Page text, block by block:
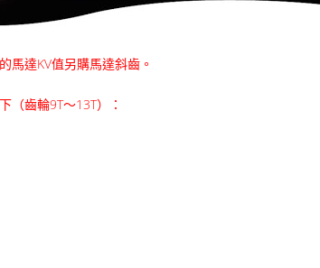
馬達KV值另購馬達斜齒。
（齒輪9T〜13T）：